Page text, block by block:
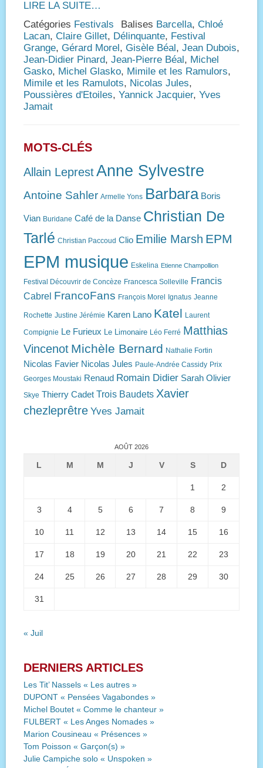
LIRE LA SUITE…
Catégories Festivals Balises Barcella, Chloé
Lacan, Claire Gillet, Délinquante, Festival
Grange, Gérard Morel , Gisèle Béal , Jean Dubois,
Jean-Didier Pinard, Jean-Pierre Béal , Michel
Gasko, Michel Glasko, Mimile et les Ramulors,
Mimile et les Ramulots, Nicolas Jules,
Poussières d'Etoiles, Yannick Jacquier, Yves
Jamait
MOTS-CLÉS
Allain LeprestAnne Sylvestre
Antoine Sahler Armelle Yons Barbara Boris
Vian Buridane Café de la Danse Christian De
Tarlé Christian Paccoud Clio Emilie Marsh EPM
EPM musique Eskelina Etienne Champollion
Festival Découvrir de Concèze Francesca Solleville Francis
Cabrel FrancoFans François Morel Ignatus Jeanne
Rochette Justine Jérémie Karen Lano Katel Laurent
Compignie Le Furieux Le Limonaire Léo Ferré Matthias
Vincenot Michèle Bernard Nathalie Fortin
Nicolas Favier Nicolas Jules Paule-Andrée Cassidy Prix
Georges Moustaki Renaud Romain Didier Sarah Olivier
Skye Thierry Cadet Trois Baudets Xavier
chezleprêtre Yves Jamait
AOÛT 2026
L M M J V S D
1 2
3 4 5 6 7 8 9
10 11 12 13 14 15 16
17 18 19 20 21 22 23
24 25 26 27 28 29 30
31
« Juil
DERNIERS ARTICLES
Les Tit’ Nassels « Les autres »
DUPONT « Pensées Vagabondes »
Michel Boutet « Comme le chanteur »
FULBERT « Les Anges Nomades »
Marion Cousineau « Présences »
Tom Poisson « Garçon(s) »
Julie Campiche solo « Unspoken »